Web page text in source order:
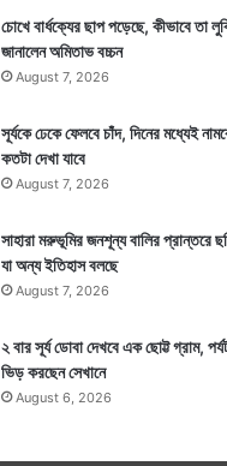
চোখে বার্ধক্যের ছাপ পড়েছে, কীভাবে তা
জানালেন অমিতাভ বচ্চন
August 7, 2026
সূর্যকে ঢেকে ফেলবে চাঁদ, দিনের মধ্যেই
কতটা দেখা যাবে
August 7, 2026
সাহারা মরুভূমির জনশূন্য বালির প্রান্তরে
যা অন্য ইতিহাস বলছে
August 7, 2026
২ বার সূর্য ডোবা দেখবে এক ছোট্ট গ্রাম,
ভিড় করছেন সেখানে
August 6, 2026